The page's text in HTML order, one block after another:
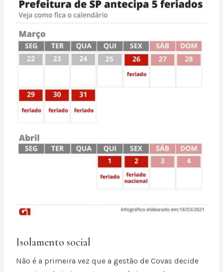
Isolamento social
Não é a primeira vez que a gestão de Covas decide